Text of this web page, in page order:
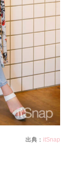
出典： itSnap